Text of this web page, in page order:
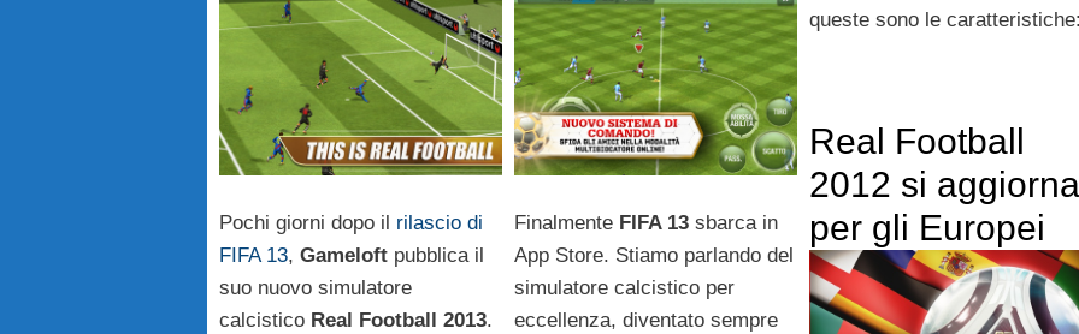
queste sono le
Pochi giorni dopo il rilascio di
FIFA 13, Gameloft pubblica il
suo nuovo simulatore
calcistico Real Football 2013.
Finalmente FIFA 13sbarca in
App Store. Stiamo parlando del
simulatore calcistico per
eccellenza, diventato sempre
Real Football
2012 si aggiorna
per gli Europei